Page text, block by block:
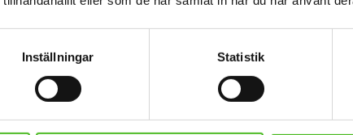
Inställningar Statistik